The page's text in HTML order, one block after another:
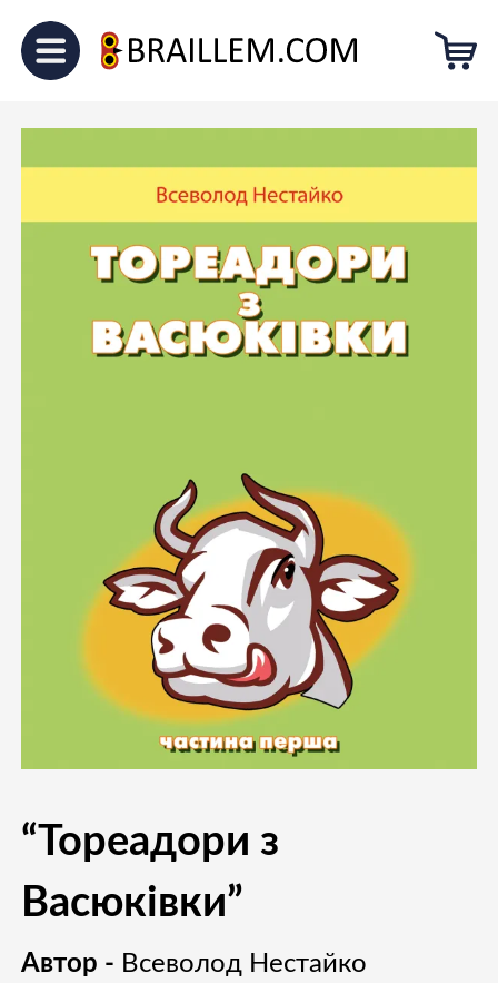
Головна
Для підлітків
“Тореадори з Васюківки”
“Тореадори з
Васюківки”
Автор - Всеволод Нестайко